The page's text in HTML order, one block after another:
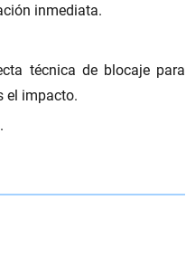
inmediata.
técnica de blocaje para
el impacto.